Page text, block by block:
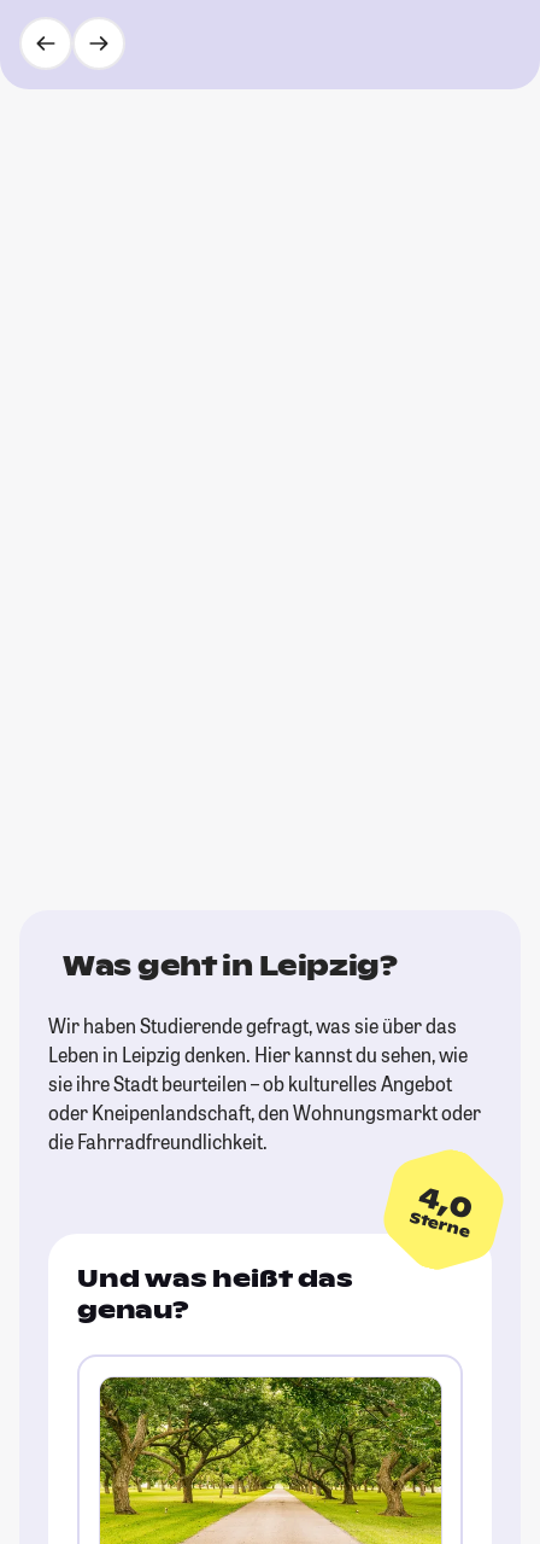
Was geht in Leipzig?
Wir haben Studierende gefragt, was sie über das
Leben in Leipzig denken. Hier kannst du sehen, wie
sie ihre Stadt beurteilen – ob kulturelles Angebot
oder Kneipenlandschaft, den Wohnungsmarkt oder
die Fahrradfreundlichkeit.
4,0
Sterne
Und was heißt das
genau?